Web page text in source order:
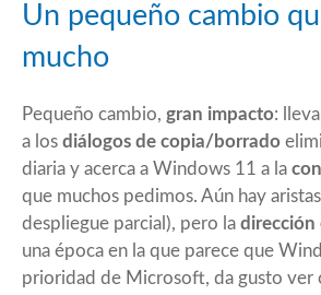
Un pequeño cambio
mucho
Pequeño cambio, gran impacto:
a los diálogos de copia/borrado
diaria y acerca a Windows 11 a la
que muchos pedimos. Aún hay
despliegue parcial), pero la dirección
una época en la que parece que
prioridad de Microsoft, da gusto ver